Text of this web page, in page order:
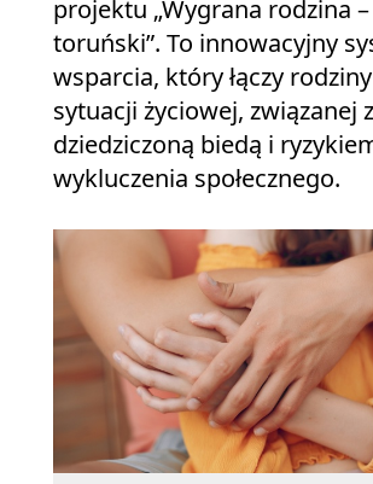
projektu „Wygrana rodzina
toruński”. To innowacyjny
wsparcia, który łączy
sytuacji życiowej, związanej z
dziedziczoną biedą i
wykluczenia społecznego.